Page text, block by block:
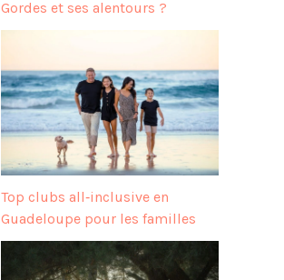
Gordes et ses alentours ?
Top clubs all‑inclusive en
Guadeloupe pour les familles